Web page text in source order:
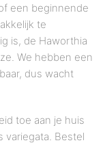
een beginnende
te
is, de Haworthia
We hebben een
dus wacht
toe aan je huis
variegata. Bestel